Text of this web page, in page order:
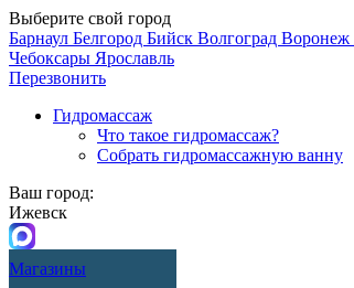
Выберите свой город
Барнаул Белгород Бийск Волгоград Воронеж
Чебоксары Ярославль
Перезвонить
Гидромассаж
Что такое гидромассаж?
Собрать гидромассажную ванну
Ваш город:
Ижевск
Магазины